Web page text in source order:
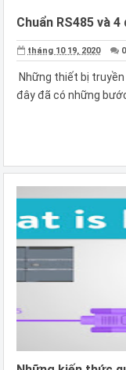
Chuẩn RS485 và
tháng 10 19, 2020
Những thiết bị
đây đã có những bước